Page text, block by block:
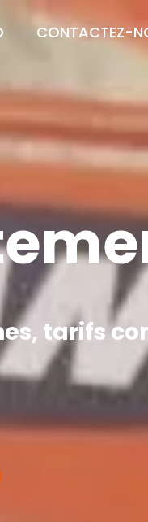
CONTACTEZ-
tarifs